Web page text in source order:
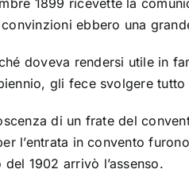
1899 ricevette la
ebbero una
doveva rendersi utile in
gli fece svolgere
di un frate del
l’entrata in convento
1902 arrivò l’assenso.